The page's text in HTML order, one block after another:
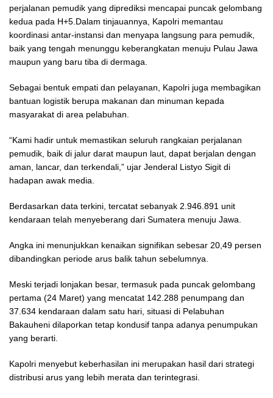
perjalanan pemudik yang diprediksi mencapai puncak gelombang
kedua pada H+5.Dalam tinjauannya, Kapolri memantau
koordinasi antar-instansi dan menyapa langsung para pemudik,
baik yang tengah menunggu keberangkatan menuju Pulau Jawa
maupun yang baru tiba di dermaga.
Sebagai bentuk empati dan pelayanan, Kapolri juga membagikan
bantuan logistik berupa makanan dan minuman kepada
masyarakat di area pelabuhan.
“Kami hadir untuk memastikan seluruh rangkaian perjalanan
pemudik, baik di jalur darat maupun laut, dapat berjalan dengan
aman, lancar, dan terkendali,” ujar Jenderal Listyo Sigit di
hadapan awak media.
Berdasarkan data terkini, tercatat sebanyak 2.946.891 unit
kendaraan telah menyeberang dari Sumatera menuju Jawa.
Angka ini menunjukkan kenaikan signifikan sebesar 20,49 persen
dibandingkan periode arus balik tahun sebelumnya.
Meski terjadi lonjakan besar, termasuk pada puncak gelombang
pertama (24 Maret) yang mencatat 142.288 penumpang dan
37.634 kendaraan dalam satu hari, situasi di Pelabuhan
Bakauheni dilaporkan tetap kondusif tanpa adanya penumpukan
yang berarti.
Kapolri menyebut keberhasilan ini merupakan hasil dari strategi
distribusi arus yang lebih merata dan terintegrasi.